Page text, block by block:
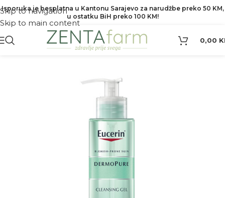
Skip to navigation
Skip to main content
Isporuka je besplatna u Kantonu Sarajevo za narudžbe preko 50 KM,
u ostatku BiH preko 100 KM!
0,00